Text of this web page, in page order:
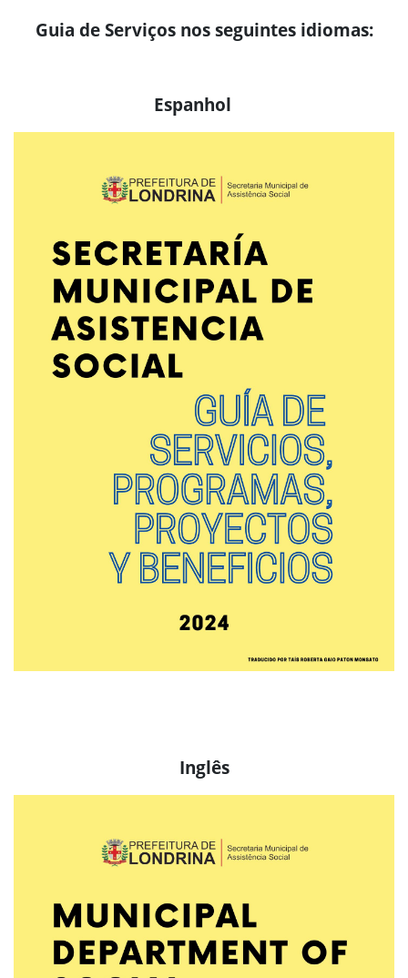
Guia de Serviços nos seguintes idiomas:
Espanhol
Inglês